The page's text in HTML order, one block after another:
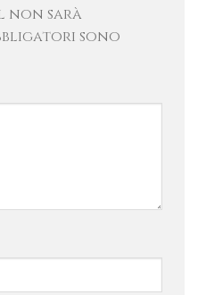
non sarà
sono